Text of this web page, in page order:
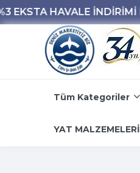
Tüm Kategoriler
YAT MALZEMELERİ